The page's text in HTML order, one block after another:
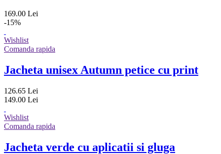
169.00 Lei
-15%
Wishlist
Comanda rapida
Jacheta unisex Autumn petice cu print
126.65 Lei
149.00 Lei
Wishlist
Comanda rapida
Jacheta verde cu aplicatii si gluga